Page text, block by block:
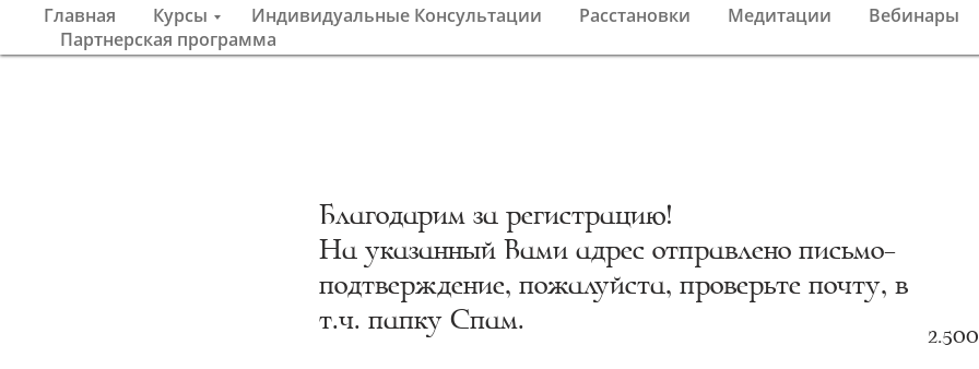
Главная Курсы Индивидуальные Консультации Расстановки Медитации Вебинары
Партнерская программа
Благодарим за регистрацию!
На указанный Вами адрес отправлено письмо-
подтверждение, пожалуйста, проверьте почту, в
т.ч. папку Спам.
2.500